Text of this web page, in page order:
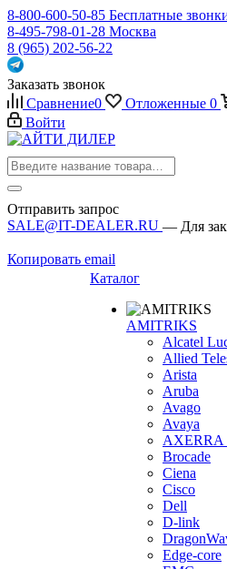
8-800-600-50-85 Бесплатные
8-495-798-01-28 Москва
8 (965) 202-56-22
Заказать звонок
Сравнение0 Отложенные 0
Войти
Отправить запрос
SALE@IT-DEALER.RU — Для
Копировать email
Каталог
AMITRIKS
Alcatel
Allied
Arista
Aruba
Avago
Avaya
AXERRA
Brocade
Ciena
Cisco
Dell
D-link
Edge-core